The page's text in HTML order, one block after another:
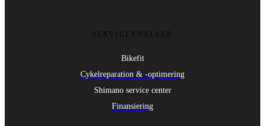
SERVICEYDELSER
Bikefit
Cykelreparation & -optimering
Shimano service center
Finansiering